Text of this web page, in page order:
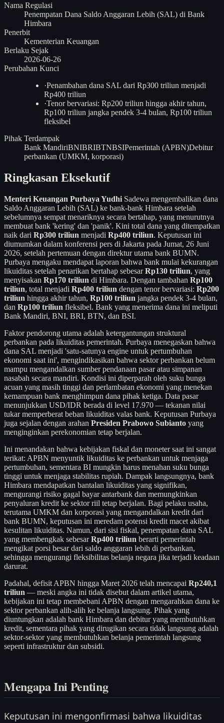
Nama Regulasi
Penempatan Dana Saldo Anggaran Lebih (SAL) di Bank
Himbara
Penerbit
Kementerian Keuangan
Berlaku Sejak
2026-06-26
Perubahan Kunci
·Penambahan dana SAL dari Rp300 triliun menjadi
Rp400 triliun
·Tenor bervariasi: Rp200 triliun hingga akhir tahun,
Rp100 triliun jangka pendek 3-4 bulan, Rp100 triliun
fleksibel
Pihak Terdampak
Bank MandiriBNIBRIBTNBSIPemerintah (APBN)Debitur
perbankan (UMKM, korporasi)
Ringkasan Eksekutif
Menteri Keuangan Purbaya Yudhi Sadewa mengembalikan dana
Saldo Anggaran Lebih (SAL) ke bank-bank Himbara setelah
sebelumnya sempat menariknya secara bertahap, yang menurutnya
membuat bank 'kering' dan 'panik'. Kini total dana yang ditempatkan
naik dari Rp300 triliun menjadi Rp400 triliun. Keputusan ini
diumumkan dalam konferensi pers di Jakarta pada Jumat, 26 Juni
2026, setelah pertemuan dengan direktur utama bank BUMN.
Purbaya mengaku mendapat laporan bahwa bank mulai kekurangan
likuiditas setelah penarikan bertahap sebesarRp130 triliun, yang
menyisakan Rp170 triliun di Himbara. Dengan tambahan Rp100
triliun, total menjadi Rp400 triliun dengan tenor bervariasi: Rp200
triliun hingga akhir tahun, Rp100 triliun jangka pendek 3-4 bulan,
dan Rp100 triliun fleksibel. Bank yang menerima dana ini meliputi
Bank Mandiri, BNI, BRI, BTN, dan BSI.
Faktor pendorong utama adalah ketergantungan struktural
perbankan pada likuiditas pemerintah. Purbaya menegaskan bahwa
dana SAL menjadi 'satu-satunya engine untuk pertumbuhan
ekonomi saat ini', mengindikasikan bahwa sektor perbankan belum
mampu mengandalkan sumber pendanaan pasar atau simpanan
nasabah secara mandiri. Kondisi ini diperparah oleh suku bunga
acuan yang masih tinggi dan perlambatan ekonomi yang menekan
kemampuan bank menghimpun dana pihak ketiga. Data pasar
menunjukkan USD/IDR berada di level 17.970 — tekanan nilai
tukar memperberat beban likuiditas valas bank. Keputusan Purbaya
juga sejalan dengan arahan Presiden Prabowo Subianto yang
menginginkan perekonomian tetap berjalan.
Ini menandakan bahwa kebijakan fiskal dan moneter saat ini sangat
terikat: APBN menyuntik likuiditas ke perbankan untuk menjaga
pertumbuhan, sementara BI mungkin harus menahan suku bunga
tinggi untuk menjaga stabilitas rupiah. Dampak langsungnya, bank
Himbara mendapatkan bantalan likuiditas yang signifikan,
mengurangi risiko gagal bayar antarbank dan memungkinkan
penyaluran kredit ke sektor riil tetap berjalan. Bagi pelaku usaha,
terutama UMKM dan korporasi yang mengandalkan kredit dari
bank BUMN, keputusan ini meredam potensi kredit macet akibat
kesulitan likuiditas. Namun, dari sisi fiskal, penempatan dana SAL
yang membengkak sebesarRp400 triliun berarti pemerintah
mengikat porsi besar dari saldo anggaran lebih di perbankan,
sehingga mengurangi fleksibilitas belanja negara jika terjadi keadaan
darurat.
Padahal, defisit APBN hingga Maret 2026 telah mencapai Rp240,1
triliun — meski angka ini tidak disebut dalam artikel utama,
kebijakan ini tetap membebani APBN dengan mengarahkan dana ke
sektor perbankan alih-alih ke belanja langsung. Pihak yang
diuntungkan adalah bank Himbara dan debitur yang membutuhkan
kredit, sementara pihak yang dirugikan secara tidak langsung adalah
sektor-sektor yang membutuhkan belanja pemerintah langsung
seperti infrastruktur dan subsidi.
Mengapa Ini Penting
Keputusan ini mengonfirmasi bahwa likuiditas